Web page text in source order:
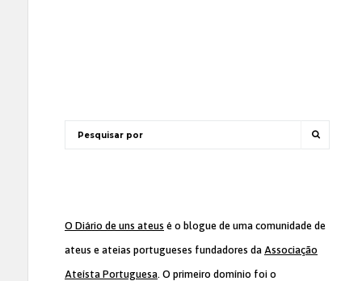
O Diário de uns ateus é o blogue de uma comunidade de
ateus e ateias portugueses fundadores da Associação
Ateísta Portuguesa. O primeiro domínio foi o